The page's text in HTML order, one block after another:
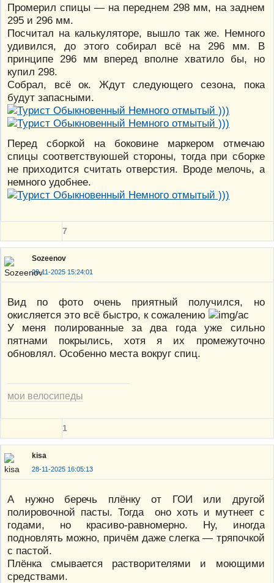
Промерил спицы — на переднем 298 мм, на заднем
295 и 296 мм.
Посчитал на калькуляторе, вышло так же. Немного
удивился, до этого собирал всё на 296 мм. В
принципе 296 мм вперед вполне хватило бы, но
купил 298.
Собрал, всё ок. Ждут следующего сезона, пока
будут запасными.
Перед сборкой на боковине маркером отмечаю
спицы соответствуюшей стороны, тогда при сборке
не приходится считать отверстия. Вроде мелочь, а
немного удобнее.
7
Sozeenov
28-11-2025 15:24:01
Вид по фото очень приятный получился, но
окисляется это всё быстро, к сожалению
У меня полированные за два года уже сильно
пятнами покрылись, хотя я их промежуточно
обновлял. Особенно места вокруг спиц.
мои велосипеды
1
kisa
28-11-2025 16:05:13
А нужно беречь плёнку от ГОИ или другой
полировочной пасты. Тогда оно хоть и мутнеет с
годами, но красиво-равномерно. Ну, иногда
подновлять можно, причём даже слегка — тряпочкой
с пастой.
Плёнка смывается растворителями и моющими
средствами.